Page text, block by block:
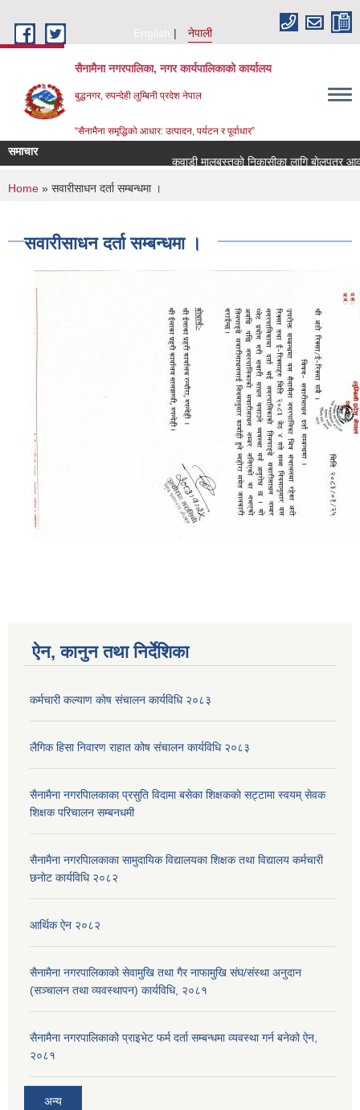
English
नेपाली
सैनामैना नगरपालिका, नगर कार्यपालिकाको कार्यालय
बुद्धनगर, रुपन्देही लुम्बिनी प्रदेश नेपाल
“सैनामैना समृद्धिको आधार: उत्पादन, पर्यटन र पूर्वाधार”
समाचार
कवाडी मालबस्तुकाे निकासीका लागि बाेलपत्र
You are here
Home » सवारीसाधन दर्ता सम्बन्धमा ।
सवारीसाधन दर्ता सम्बन्धमा ।
ऐन, कानुन तथा निर्देशिका
कर्मचारी कल्याण काेष संचालन कार्यविधि २०८३
लैगिक हिसा निवारण राहात कोष संचालन कार्यविधि २०८३
सैनामैना नगरपािलकाका प्रसुति विदामा बसेका शिक्षककाे सट्टामा स्वयम् सेवक
शिक्षक परिचालन सम्बनधमी
सैनामैना नगरपािलकाका सामुदायिक विद्यालयका शिक्षक तथा विद्यालय कर्मचारी
छनाेट कार्यविधि २०८२
आर्थिक ऐन २०८२
सैनामैना नगरपालिकाको सेवामुखि तथा गैर नाफामुखि संघ/संस्था अनुदान
(सञ्चालन तथा व्यवस्थापन) कार्यविधि, २०८१
सैनामैना नगरपालिकाको प्राइभेट फर्म दर्ता सम्बन्धमा व्यवस्था गर्न बनेको ऐन,
२०८१
अन्य